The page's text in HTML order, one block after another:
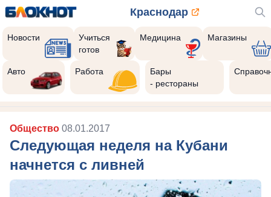
Краснодар
Новости
Учиться
готов
Медицина Магазины
Авто Работа
Бары
- рестораны
Общество 08.01.2017
Следующая неделя на Кубани
начнется с ливней